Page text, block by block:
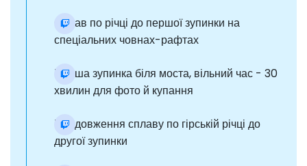
Сплав по річці до першої зупинки на
спеціальних човнах-рафтах
Перша зупинка біля моста, вільний час - 30
хвилин для фото й купання
Продовження сплаву по гірській річці до
другої зупинки